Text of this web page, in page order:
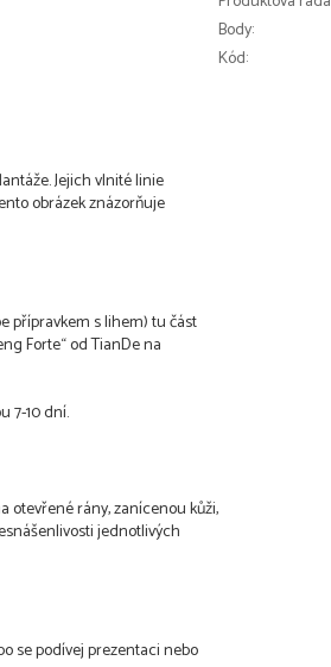
Jejich vlnité linie
obrázek znázorňuje
přípravkem s lihem) tu část
Forte“ od TianDe na
7-10 dní.
otevřené rány, zanícenou kůži,
jednotlivých
se podívej prezentaci nebo
Body:
Kód: